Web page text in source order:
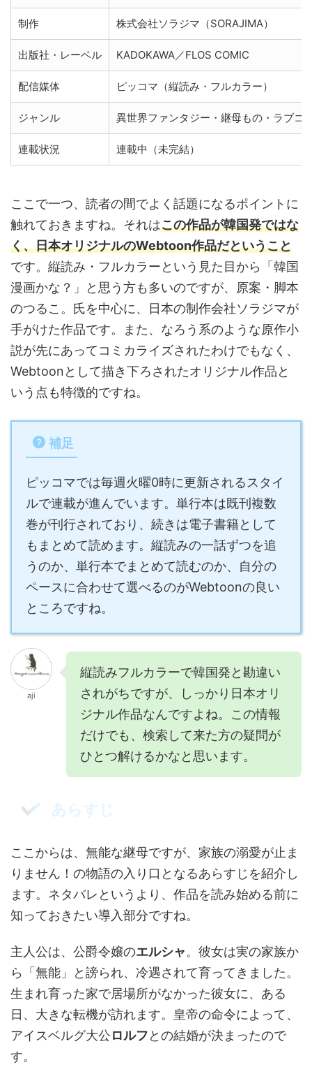
制作 株式会社ソラジマ（SORAJIMA）
出版社・レーベル KADOKAWA／FLOS COMIC
配信媒体 ピッコマ（縦読み・フルカラー）
ジャンル 異世界ファンタジー・継母もの・ラブコ
連載状況 連載中（未完結）
ここで一つ、読者の間でよく話題になるポイントに
触れておきますね。それはこの作品が韓国発ではな
く、日本オリジナルのWebtoon作品だということ
です。縦読み・フルカラーという見た目から「韓国
漫画かな？」と思う方も多いのですが、原案・脚本
のつるこ。氏を中心に、日本の制作会社ソラジマが
手がけた作品です。また、なろう系のような原作小
説が先にあってコミカライズされたわけでもなく、
Webtoonとして描き下ろされたオリジナル作品と
いう点も特徴的ですね。
補足
ピッコマでは毎週火曜0時に更新されるスタイ
ルで連載が進んでいます。単行本は既刊複数
巻が刊行されており、続きは電子書籍として
もまとめて読めます。縦読みの一話ずつを追
うのか、単行本でまとめて読むのか、自分の
ペースに合わせて選べるのがWebtoonの良い
ところですね。
aji
縦読みフルカラーで韓国発と勘違い
されがちですが、しっかり日本オリ
ジナル作品なんですよね。この情報
だけでも、検索して来た方の疑問が
ひとつ解けるかなと思います。
あらすじ
ここからは、無能な継母ですが、家族の溺愛が止ま
りません！の物語の入り口となるあらすじを紹介し
ます。ネタバレというより、作品を読み始める前に
知っておきたい導入部分ですね。
主人公は、公爵令嬢のエルシャ。彼女は実の家族か
ら「無能」と謗られ、冷遇されて育ってきました。
生まれ育った家で居場所がなかった彼女に、ある
日、大きな転機が訪れます。皇帝の命令によって、
アイスベルグ大公ロルフとの結婚が決まったので
す。